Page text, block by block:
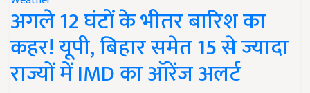
अगले 12 घंटों के भीतर बारिश का
कहर! यूपी, बिहार समेत 15 से ज्यादा
राज्यों में IMD का ऑरेंज अलर्ट